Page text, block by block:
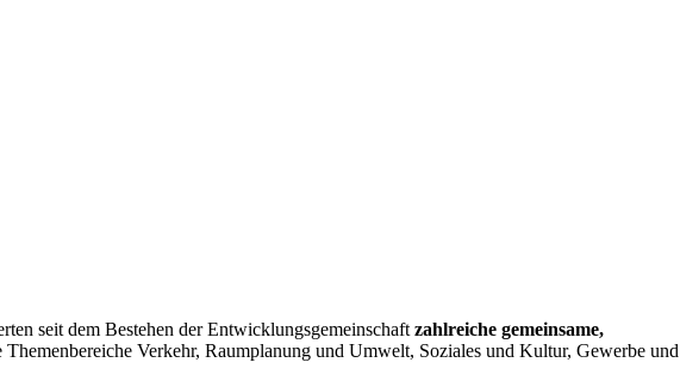
seit dem Bestehen der Entwicklungsgemeinschaftzahlreiche gemeinsame,
Themenbereiche Verkehr, Raumplanung und Umwelt, Soziales und Kultur, Gewerbe und